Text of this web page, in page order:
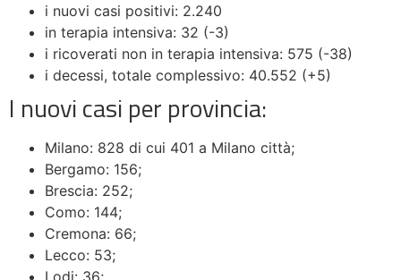
i nuovi casi positivi: 2.240
in terapia intensiva: 32 (-3)
i ricoverati non in terapia intensiva: 575 (-38)
i decessi, totale complessivo: 40.552 (+5)
I nuovi casi per provincia:
Milano: 828 di cui 401 a Milano città;
Bergamo: 156;
Brescia: 252;
Como: 144;
Cremona: 66;
Lecco: 53;